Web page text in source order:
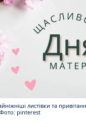
листівки та
pinterest